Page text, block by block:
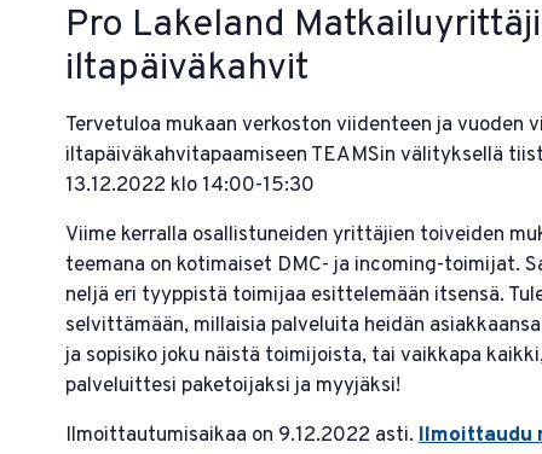
Pro Lakeland
iltapäiväkahvit
Tervetuloa mukaan verkoston viidenteen ja vuoden
iltapäiväkahvitapaamiseen TEAMSin välityksellä
13.12.2022 klo 14:00-15:30
Viime kerralla osallistuneiden yrittäjien toiveiden
teemana on kotimaiset DMC- ja incoming-toimijat.
neljä eri tyyppistä toimijaa esittelemään itsensä.
selvittämään, millaisia palveluita heidän
ja sopisiko joku näistä toimijoista, tai vaikkapa
palveluittesi paketoijaksi ja myyjäksi!
Ilmoittautumisaikaa on 9.12.2022 asti. Ilmoittaudu